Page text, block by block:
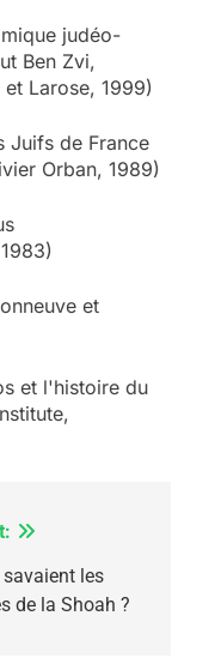
judéo-
Ben Zvi,
Larose, 1999)
Juifs de France
Orban, 1989)
et
et l'histoire du
savaient les
de la Shoah ?
la plus
contre
REVENDIQUE
par Thérèse